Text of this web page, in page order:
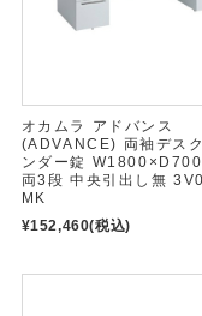
オカムラ アドバンス
(ADVANCE) 両袖デス
ンダー錠
両3段 中央引出し無
MK
¥152,460(税込)